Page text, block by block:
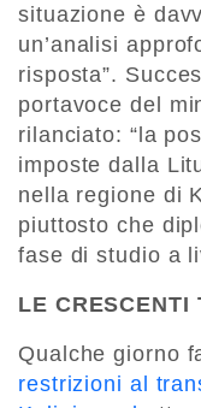
situazione è
un’analisi
risposta”.
portavoce del
rilanciato: “la
imposte dalla
nella regione di
piuttosto che
fase di studio a
LE CRESCENTI
Qualche giorno
restrizioni al